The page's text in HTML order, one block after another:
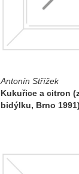
Antonín Střížek
Kukuřice a citron
bidýlku, Brno 1991)